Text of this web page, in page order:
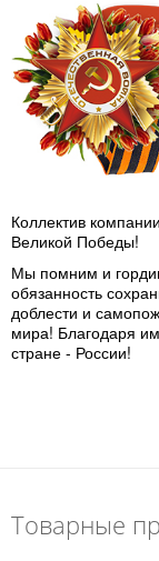
Коллектив
Великой Победы!
Мы помним и
обязанность
доблести и
мира! Благодаря
стране - России!
Товарные